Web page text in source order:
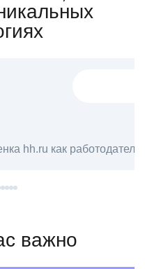
**
в hh.ru
важно